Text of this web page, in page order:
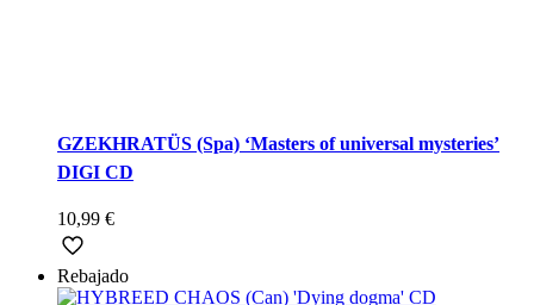
GZEKHRATÜS (Spa) ‘Masters of universal mysteries’
DIGI CD
10,99 €
Rebajado